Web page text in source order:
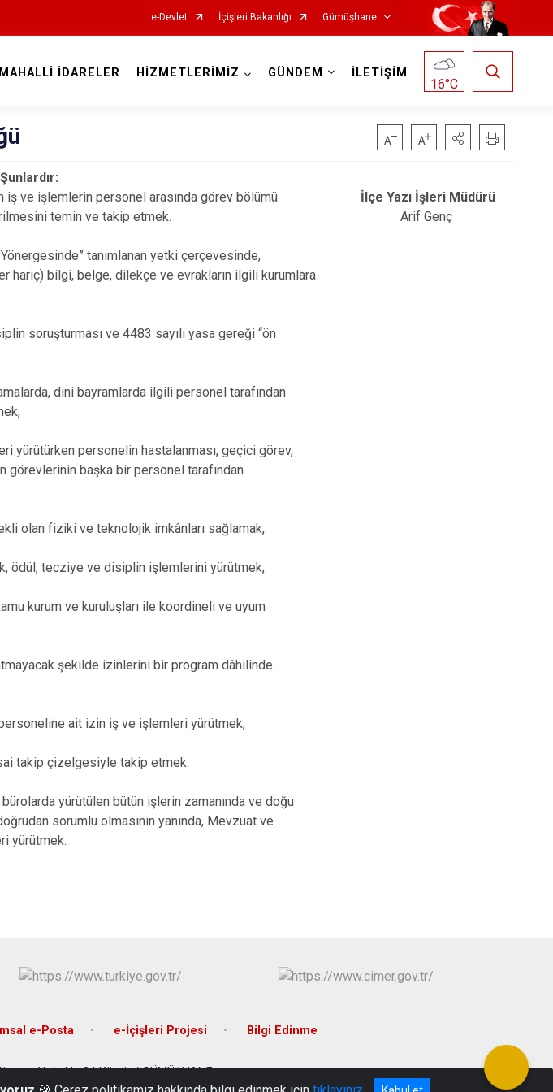
e-Devlet İçişleri Bakanlığı Gümüşhane
Kelkit
Kürtün
Torul
MAHALLİ İDARELER HİZMETLERİMİZ GÜNDEM İLETİŞİM
16°C
iş ve işlemlerin personel arasında görev bölümü
temin ve takip etmek.
tanımlanan yetki çerçevesinde,
hariç) bilgi, belge, dilekçe ve evrakların ilgili kurumlara
soruşturması ve 4483 sayılı yasa gereği “ön
dini bayramlarda ilgili personel tarafından
yürütürken personelin hastalanması, geçici görev,
görevlerinin başka bir personel tarafından
olan fiziki ve teknolojik imkânları sağlamak,
ödül, tecziye ve disiplin işlemlerini yürütmek,
kurum ve kuruluşları ile koordineli ve uyum
şekilde izinlerini bir program dâhilinde
ait izin iş ve işlemleri yürütmek,
takip çizelgesiyle takip etmek.
yürütülen bütün işlerin zamanında ve doğu
sorumlu olmasının yanında, Mevzuat ve
yürütmek.
İlçe Yazı İşleri Müdürü
Arif Genç
e-Posta e-İçişleri Projesi Bilgi Edinme
Yolu No:34 Kürtün/ GÜMÜŞHANE